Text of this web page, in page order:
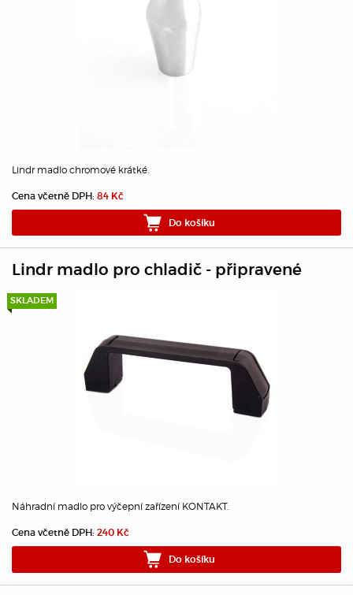
Lindr madlo chromové krátké.
Cena včetně DPH: 84 Kč
Do košíku
Lindr madlo pro chladič - připravené
SKLADEM
Náhradní madlo pro výčepní zařízení KONTAKT.
Cena včetně DPH: 240 Kč
Do košíku